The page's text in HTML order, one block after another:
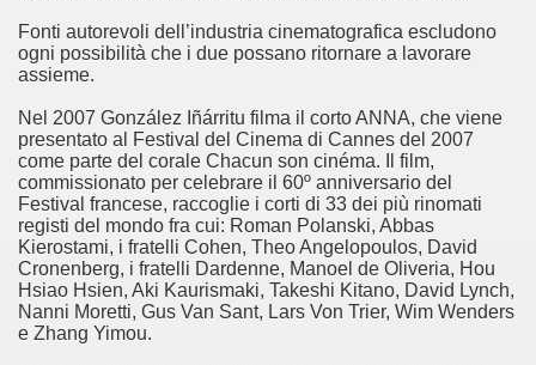
Fonti autorevoli dell’industria cinematografica escludono
ogni possibilità che i due possano ritornare a lavorare
assieme.
Nel 2007 González Iñárritu filma il corto ANNA, che viene
presentato al Festival del Cinema di Cannes del 2007
come parte del corale Chacun son cinéma. Il film,
commissionato per celebrare il 60º anniversario del
Festival francese, raccoglie i corti di 33 dei più rinomati
registi del mondo fra cui: Roman Polanski, Abbas
Kierostami, i fratelli Cohen, Theo Angelopoulos, David
Cronenberg, i fratelli Dardenne, Manoel de Oliveria, Hou
Hsiao Hsien, Aki Kaurismaki, Takeshi Kitano, David Lynch,
Nanni Moretti, Gus Van Sant, Lars Von Trier, Wim Wenders
e Zhang Yimou.
Se Ti Piacciono nel mese di Aprile 2014.